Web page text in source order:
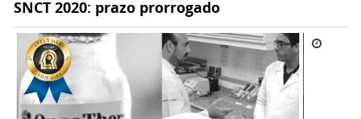
13:34:00 -0300
SNCT 2020: prazo prorrogado